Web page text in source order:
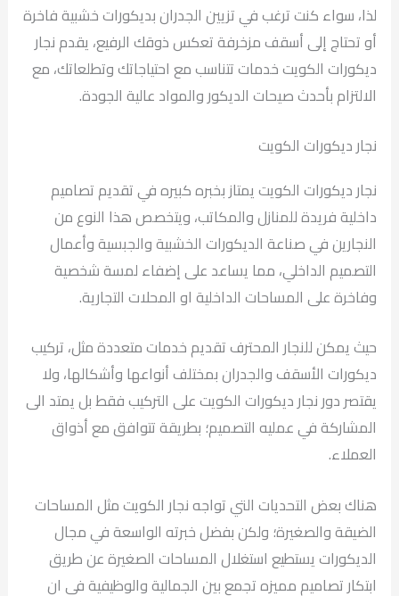
لذا، سواء كنت ترغب في تزيين الجدران بديكورات خشبية فاخرة
أو تحتاج إلى أسقف مزخرفة تعكس ذوقك الرفيع، يقدم نجار
ديكورات الكويت خدمات تتناسب مع احتياجاتك وتطلعاتك، مع
الالتزام بأحدث صيحات الديكور والمواد عالية الجودة.
نجار ديكورات الكويت
نجار ديكورات الكويت يمتاز بخبره كبيره في تقديم تصاميم
داخلية فريدة للمنازل والمكاتب، ويتخصص هذا النوع من
النجارين في صناعة الديكورات الخشبية والجبسية وأعمال
التصميم الداخلي، مما يساعد على إضفاء لمسة شخصية
وفاخرة على المساحات الداخلية او المحلات التجارية.
حيث يمكن للنجار المحترف تقديم خدمات متعددة مثل، تركيب
ديكورات الأسقف والجدران بمختلف أنواعها وأشكالها، ولا
يقتصر دور نجار ديكورات الكويت على التركيب فقط بل يمتد الى
المشاركة في عمليه التصميم؛ بطريقة تتوافق مع أذواق
العملاء.
هناك بعض التحديات التي تواجه نجار الكويت مثل المساحات
الضيقة والصغيرة؛ ولكن بفضل خبرته الواسعة في مجال
الديكورات يستطيع استغلال المساحات الصغيرة عن طريق
ابتكار تصاميم مميزه تجمع بين الجمالية والوظيفية في ان